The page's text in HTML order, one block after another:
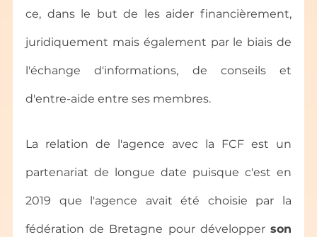
ce, dans le but de les aider financièrement,
juridiquement mais également par le biais de
l'échange d'informations, de conseils et
d'entre-aide entre ses membres.
La relation de l'agence avec la FCF est un
partenariat de longue date puisque c'est en
2019 que l'agence avait été choisie par la
fédération de Bretagne pour développer son